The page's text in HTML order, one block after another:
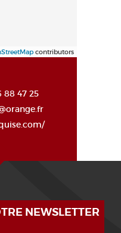
contributors
88 47 25
NEWSLETTER